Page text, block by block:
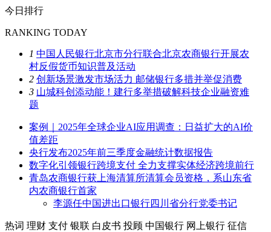
今日排行
RANKING TODAY
1 中国人民银行北京市分行联合北京农商银行开展农
村反假货币知识普及活动
2 创新场景激发市场活力 邮储银行多措并举促消费
3 山城科创添动能！建行多举措破解科技企业融资难
题
案例｜2025年全球企业AI应用调查：日益扩大的AI价
值差距
央行发布2025年前三季度金融统计数据报告
数字化引领银行跨境支付 全力支撑实体经济跨境前行
青岛农商银行获上海清算所清算会员资格，系山东省
内农商银行首家
李源任中国进出口银行四川省分行党委书记
热词 理财 支付 银联 白皮书 投顾 中国银行 网上银行 征信